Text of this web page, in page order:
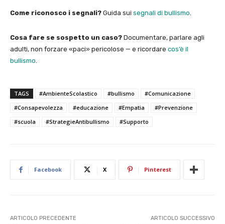
Come riconosco i segnali? Guida sui segnali di bullismo.
Cosa fare se sospetto un caso? Documentare, parlare agli
adulti, non forzare «paci» pericolose — e ricordare cos’è il
bullismo.
TAGS #AmbienteScolastico #bullismo
#Comunicazione
#Consapevolezza
#educazione #Empatia
#Prevenzione
#scuola
#StrategieAntibullismo #Supporto
Facebook X Pinterest
ARTICOLO PRECEDENTE ARTICOLO SUCCESSIVO